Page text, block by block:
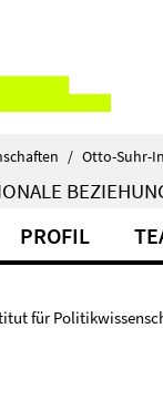
/ Otto-Suhr-
PROFIL
für